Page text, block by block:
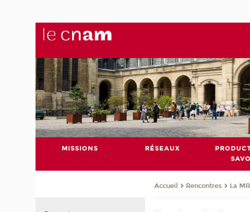
MISSIONS RÉSEAUX
Accueil Rencontres La